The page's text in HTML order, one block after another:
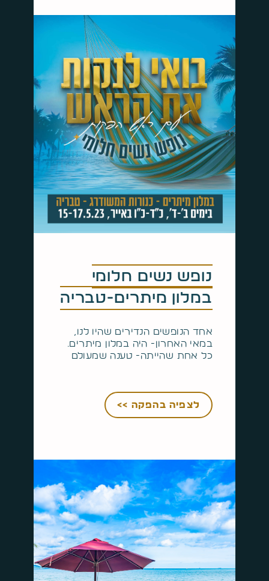
נופש נשים חלומי
במלון מיתרים-טבריה
אחד הנופשים הנדירים שהיו לנו,
במאי האחרון- היה במלון מיתרים.
כל אחת שהייתה- טענה שמעולם
לצפיה בהפקה >>